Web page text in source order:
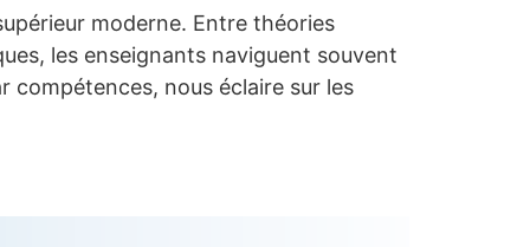
moderne. Entre théories
les enseignants naviguent souvent
compétences, nous éclaire sur les